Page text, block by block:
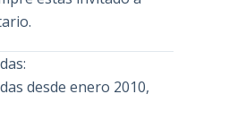
desde enero 2010,